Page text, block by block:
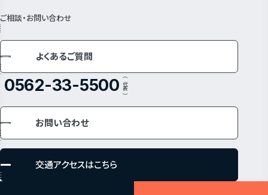
ご相談・お問い合わせ
よくあるご質問
0562-33-5500（ 代表 ）
お問い合わせ
交通アクセスはこちら